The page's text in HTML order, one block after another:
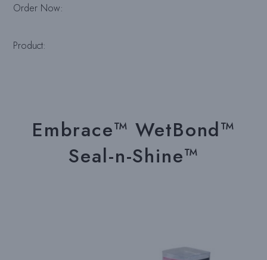
Order Now:
Product:
Embrace™ WetBond™
Seal-n-Shine™